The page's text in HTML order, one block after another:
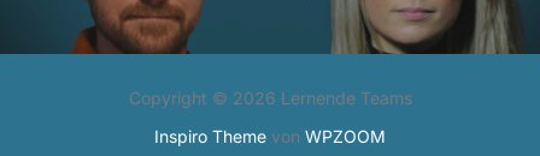
Copyright © 2026 Lernende Teams
Inspiro Theme von WPZOOM